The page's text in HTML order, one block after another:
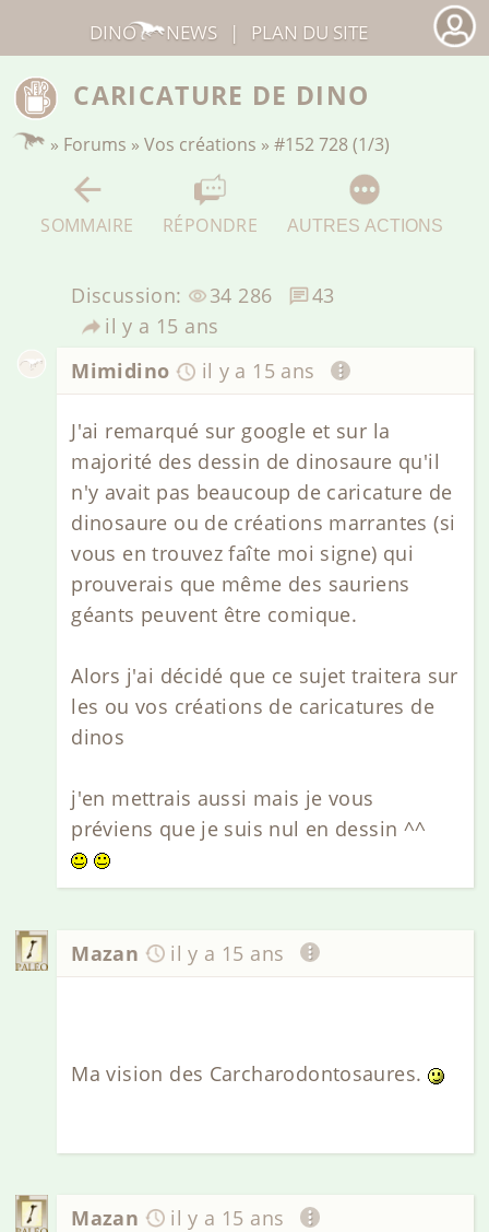
CARICATURE DE DINO
» Forums »Vos créations »#152 728 (1/3)
SOMMAIRE RÉPONDRE AUTRES ACTIONS
Discussion: 34 286
43
il y a 15 ans
Mimidino
il y a 15 ans
J'ai remarqué sur google et sur la
majorité des dessin de dinosaure qu'il
n'y avait pas beaucoup de caricature de
dinosaure ou de créations marrantes (si
vous en trouvez faîte moi signe) qui
prouverais que même des sauriens
géants peuvent être comique.
Alors j'ai décidé que ce sujet traitera sur
les ou vos créations de caricatures de
dinos
j'en mettrais aussi mais je vous
préviens que je suis nul en dessin ^^
Mazan il y a 15 ans
Ma vision des Carcharodontosaures.
Mazan il y a 15 ans
DINO NEWS | PLAN DU SITE